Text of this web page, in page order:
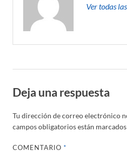
Ver todas
Deja una respuesta
Tu dirección de correo electrónico
campos obligatorios están
COMENTARIO*